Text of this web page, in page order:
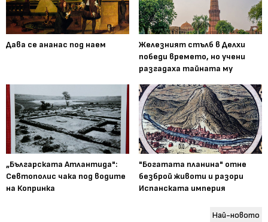
Дава се ананас под наем
Железният стълб в Делхи
победи времето, но учени
разгадаха тайната му
„Българската Атлантида":
Севтополис чака под водите
на Копринка
"Богатата планина" отне
безброй животи и разори
Испанската империя
Най-новото